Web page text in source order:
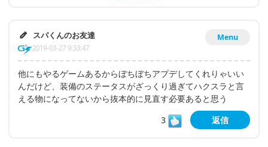
Menu
スパくんのお友達
2019-03-27 9:33:47
他にもやるゲームあるからぼちぼちアプデしてくれりゃいい
んだけど、装備のステータスがざっくり過ぎてハクスラと言
える物になってないから抜本的に見直す必要あると思う
3
返信